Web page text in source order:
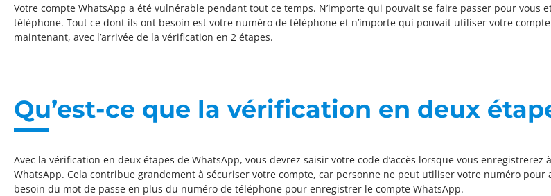
Votre compte WhatsApp a été vulnérable pendant tout ce temps. N’importe qui pouvait se faire passer pour vous
téléphone. Tout ce dont ils ont besoin est votre numéro de téléphone et n’importe qui pouvait utiliser votre
maintenant, avec l’arrivée de la vérification en 2 étapes.
Qu’est-ce que la vérification en deux
Avec la vérification en deux étapes de WhatsApp, vous devrez saisir votre code d’accès lorsque vous
WhatsApp. Cela contribue grandement à sécuriser votre compte, car personne ne peut utiliser votre numéro pour
besoin du mot de passe en plus du numéro de téléphone pour enregistrer le compte WhatsApp.